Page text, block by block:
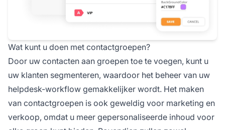
Wat kunt u doen met contactgroepen?
Door uw contacten aan groepen toe te voegen, kunt u
uw klanten segmenteren, waardoor het beheer van uw
helpdesk-workflow gemakkelijker wordt. Het maken
van contactgroepen is ook geweldig voor marketing en
verkoop, omdat u meer gepersonaliseerde inhoud voor